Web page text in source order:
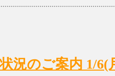
況のご案内 1/6(